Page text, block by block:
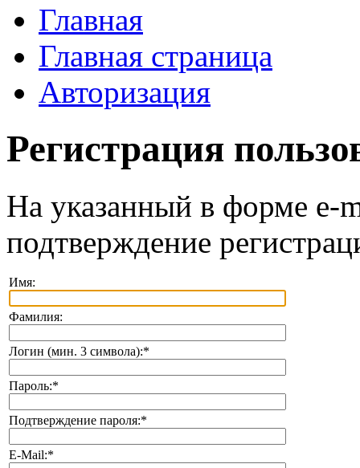
Главная
Главная страница
Авторизация
Регистрация
На указанный в форме e-
подтверждение
Имя:
Фамилия:
Логин (мин. 3 символа):*
Пароль:*
Подтверждение пароля:*
E-Mail:*